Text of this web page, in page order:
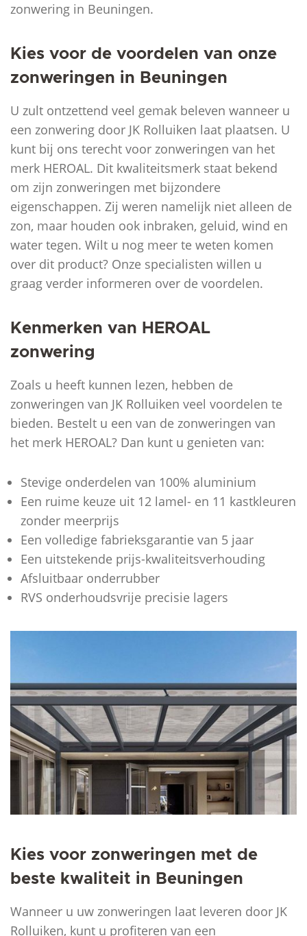
zonwering in Beuningen.
Kies voor de voordelen van onze
zonweringen in Beuningen
U zult ontzettend veel gemak beleven wanneer u
een zonwering door JK Rolluiken laat plaatsen. U
kunt bij ons terecht voor zonweringen van het
merk HEROAL. Dit kwaliteitsmerk staat bekend
om zijn zonweringen met bijzondere
eigenschappen. Zij weren namelijk niet alleen de
zon, maar houden ook inbraken, geluid, wind en
water tegen. Wilt u nog meer te weten komen
over dit product? Onze specialisten willen u
graag verder informeren over de voordelen.
Kenmerken van HEROAL
zonwering
Zoals u heeft kunnen lezen, hebben de
zonweringen van JK Rolluiken veel voordelen te
bieden. Bestelt u een van de zonweringen van
het merk HEROAL? Dan kunt u genieten van:
Stevige onderdelen van 100% aluminium
Een ruime keuze uit 12 lamel- en 11 kastkleuren
zonder meerprijs
Een volledige fabrieksgarantie van 5 jaar
Een uitstekende prijs-kwaliteitsverhouding
Afsluitbaar onderrubber
RVS onderhoudsvrije precisie lagers
Kies voor zonweringen met de
beste kwaliteit in Beuningen
Wanneer u uw zonweringen laat leveren door JK
Rolluiken, kunt u profiteren van een